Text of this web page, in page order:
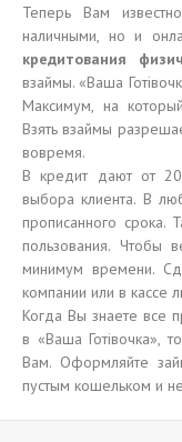
Теперь Вам
наличными, но и
кредитования
взаймы. «Ваша
Максимум, на
Взять взаймы
вовремя.
В кредит дают от
выбора клиента. В
прописанного срока.
пользования. Чтобы
минимум времени.
компании или в кассе
Когда Вы знаете все
в «Ваша Готівочка»,
Вам. Оформляйте
пустым кошельком и